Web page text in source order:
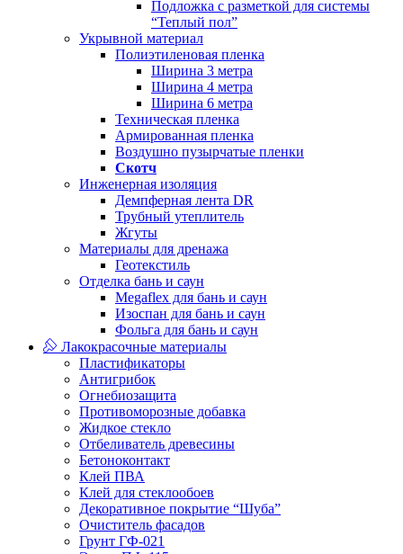
Подложка с разметкой для системы
“Теплый пол”
Укрывной материал
Полиэтиленовая пленка
Ширина 3 метра
Ширина 4 метра
Ширина 6 метра
Техническая пленка
Армированная пленка
Воздушно пузырчатые пленки
Скотч
Инженерная изоляция
Демпферная лента DR
Трубный утеплитель
Жгуты
Материалы для дренажа
Геотекстиль
Отделка бань и саун
Megaflex для бань и саун
Изоспан для бань и саун
Фольга для бань и саун
Лакокрасочные материалы
Пластификаторы
Антигрибок
Огнебиозащита
Противоморозные добавка
Жидкое стекло
Отбеливатель древесины
Бетоноконтакт
Клей ПВА
Клей для стеклообоев
Декоративное покрытие “Шуба”
Очиститель фасадов
Грунт ГФ-021